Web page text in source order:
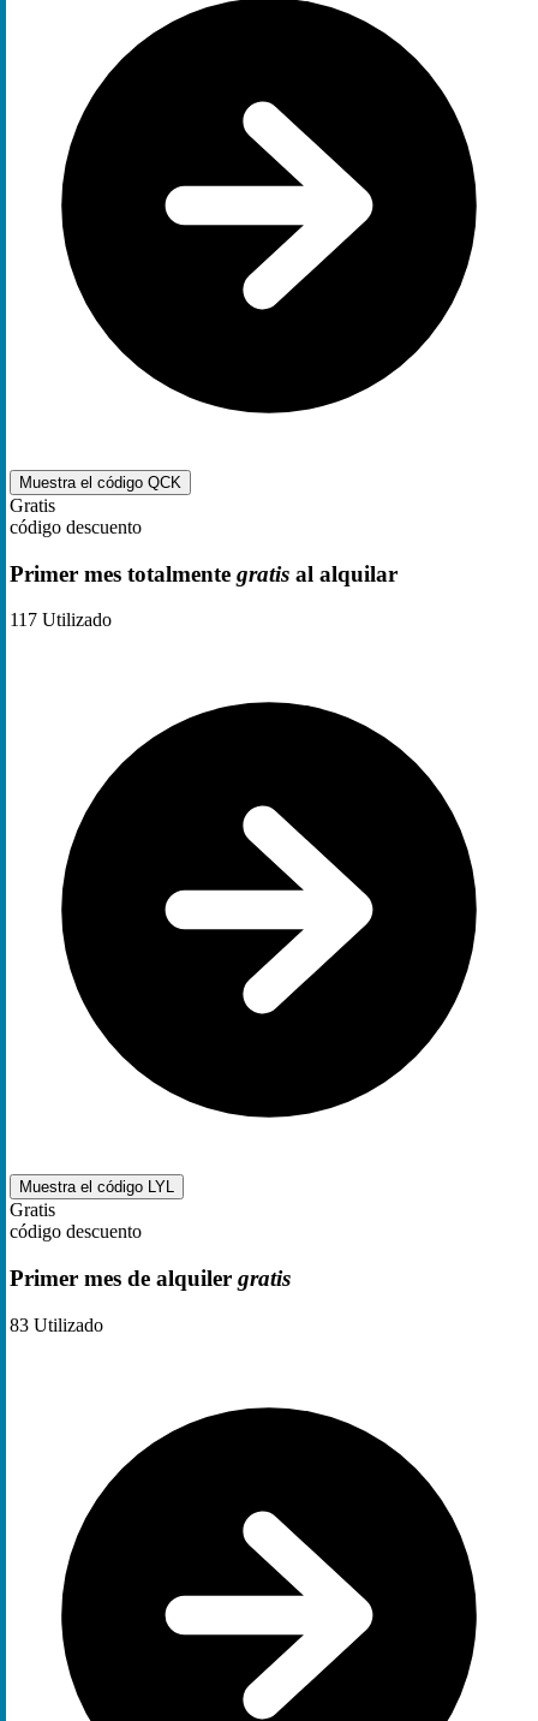
Muestra el código QCK
Gratis
código descuento
Primer mes totalmente gratis al alquilar
117 Utilizado
Muestra el código LYL
Gratis
código descuento
Primer mes de alquiler gratis
83 Utilizado